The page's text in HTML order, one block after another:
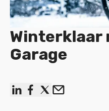
Winterklaar
Garage